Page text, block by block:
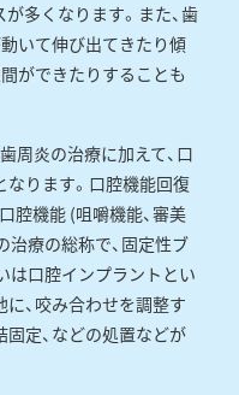
多くなります。また、歯
いて伸び出てきたり傾
ができたりすることも
周炎の治療に加えて、口
ります。口腔機能回復
腔機能 (咀嚼機能、審美
治療の総称で、固定性ブ
は口腔インプラントとい
、咬み合わせを調整す
定、などの処置などが